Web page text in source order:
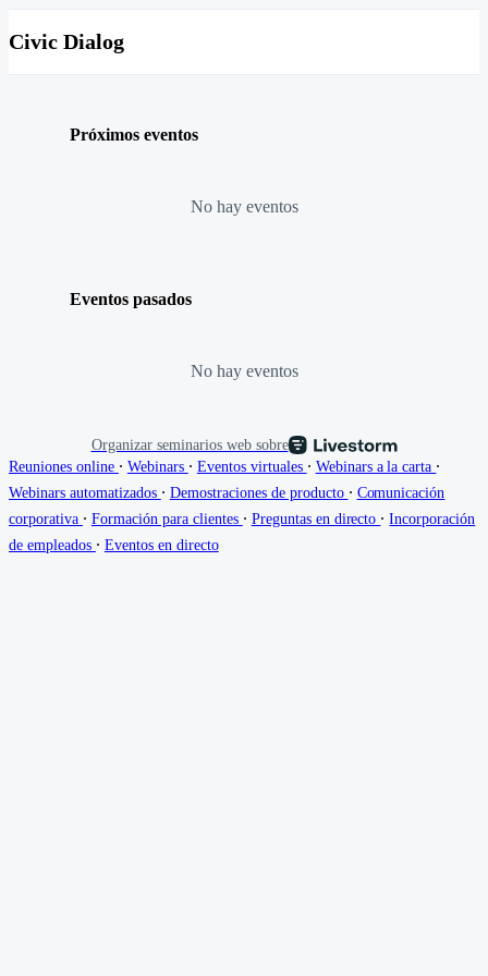
Civic Dialog
Próximos eventos
No hay eventos
Eventos pasados
No hay eventos
Organizar seminarios web sobre
Reuniones online ∙ Webinars ∙ Eventos virtuales ∙ Webinars a la carta ∙
Webinars automatizados ∙ Demostraciones de producto ∙ Comunicación
corporativa ∙ Formación para clientes ∙ Preguntas en directo ∙ Incorporación
de empleados ∙ Eventos en directo